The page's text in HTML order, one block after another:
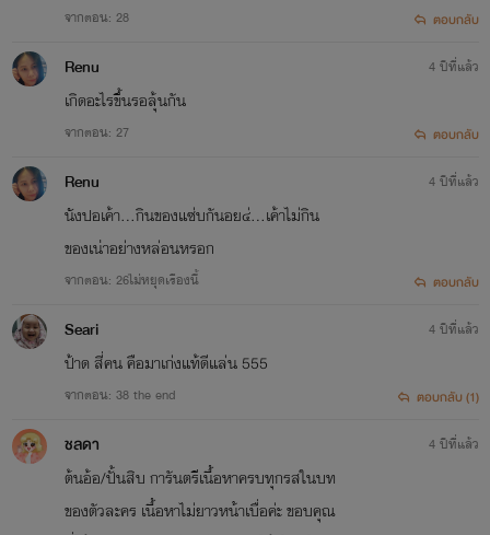
จากตอน: 28 ตอบกลับ
Renu
เกิดอะไรขึ้นรอลุ้นกัน
จากตอน: 27
4 ปีที่แล้ว
ตอบกลับ
Renu
นังปอเค้า...กินของแซ่บกันอย๔่...เค้าไม่กิน
ของเน่าอย่างหล่อนหรอก
จากตอน: 26ไม่หยุดเรืองนี้
4 ปีที่แล้ว
ตอบกลับ
Seari
ป้าด สี่คน คือมาเก่งแท้ดีแล่น 555
จากตอน: 38 the end
4 ปีที่แล้ว
ตอบกลับ (1)
ชลดา
ต้นอ้อ/ปั้นสิบ การันตรีเนื้อหาครบทุกรสในบท
ของตัวละคร เนื้อหาไม่ยาวหน้าเบื่อค่ะ ขอบคุณ
4 ปีที่แล้ว